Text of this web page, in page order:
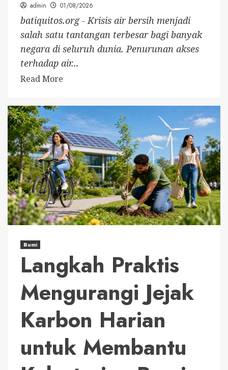
admin 01/08/2026
batiquitos.org - Krisis air bersih menjadi
salah satu tantangan terbesar bagi banyak
negara di seluruh dunia. Penurunan akses
terhadap air...
Read More
Bumi
Langkah Praktis
Mengurangi Jejak
Karbon Harian
untuk Membantu